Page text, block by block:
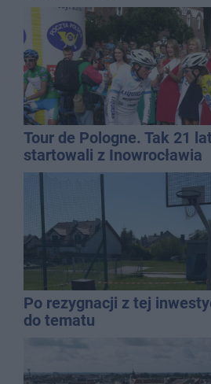
Tour de Pologne. Tak 21
startowali z Inowrocławia
Po rezygnacji z tej
do tematu